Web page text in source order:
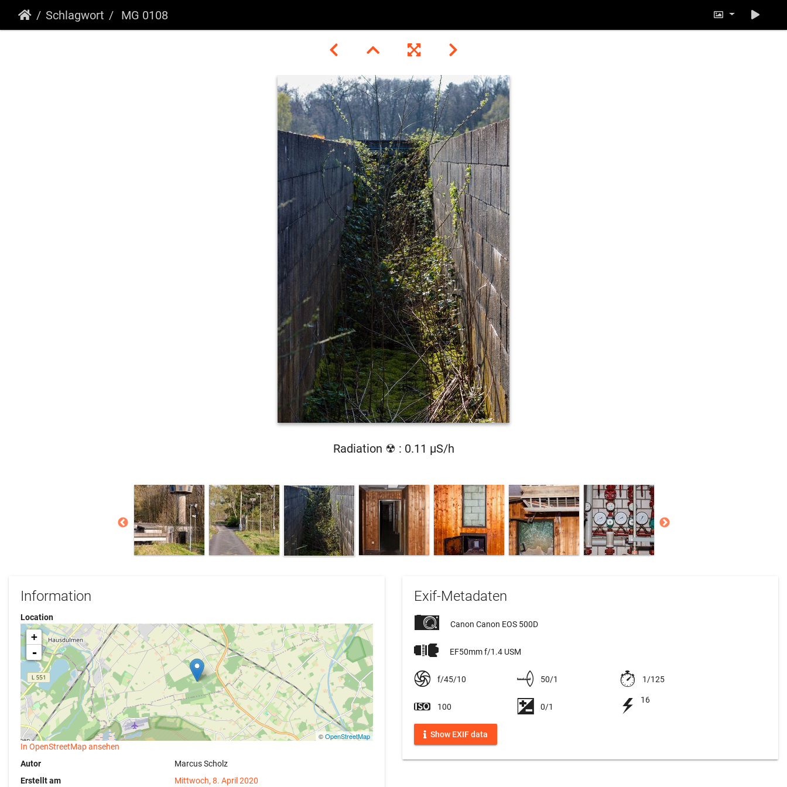
Schlagwort MG 0108
Radiation ☢ : 0.11 µS/h
Information
Location
+
-
©OpenStreetMap
In OpenStreetMap ansehen
Autor
Marcus Scholz
Erstellt am
Mittwoch, 8. April 2020
Exif-Metadaten
Canon Canon EOS 500D
EF50mm f/1.4 USM
f/45/10 50/1 1/125
100 0/1
16
Show EXIF data